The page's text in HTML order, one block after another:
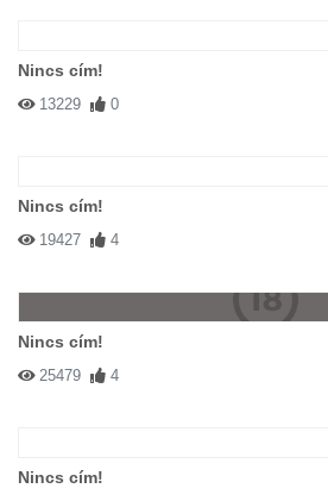
Nincs cím!
13229 0
Nincs cím!
19427 4
Nincs cím!
25479 4
Nincs cím!